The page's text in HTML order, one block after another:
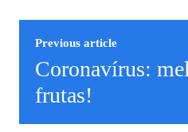
Previous article
Coronavírus:
frutas!